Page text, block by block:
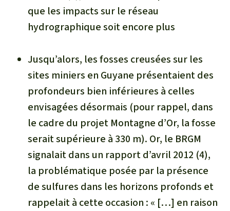
que les impacts sur le réseau
hydrographique soit encore plus
Jusqu’alors, les fosses creusées sur les
sites miniers en Guyane présentaient des
profondeurs bien inférieures à celles
envisagées désormais (pour rappel, dans
le cadre du projet Montagne d’Or, la fosse
serait supérieure à 330 m). Or, le BRGM
signalait dans un rapport d’avril 2012 (4),
la problématique posée par la présence
de sulfures dans les horizons profonds et
rappelait à cette occasion : « […] en raison